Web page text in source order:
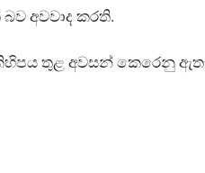
අවවාද කරති.
තුළ අවසන් කෙරෙනු